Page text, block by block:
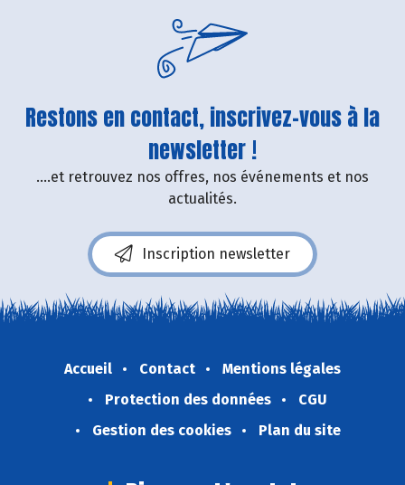
Restons en contact, inscrivez-vous à la
newsletter !
....et retrouvez nos offres, nos événements et nos
actualités.
Inscription newsletter
Accueil Contact
Mentions légales
Protection des données
CGU
Gestion des cookies
Plan du site